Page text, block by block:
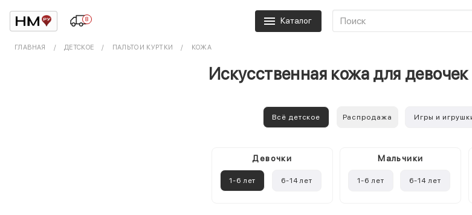
8 Каталог
ГЛАВНАЯ ДЕТСКОЕ ПАЛЬТО И КУРТКИ КОЖА
Искусственная кожа для
Всё детское Распродажа Игры и
Девочки
1-6 лет 6-14 лет
Mальчики
1-6 лет 6-14 лет